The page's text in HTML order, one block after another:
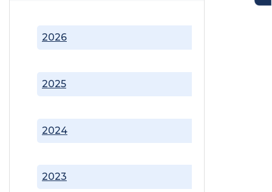
2023
2024
2025
2026